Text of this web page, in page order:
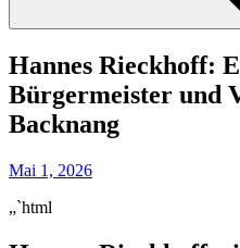
Hannes Rieckhoff:
Bürgermeister und
Backnang
Posted
Mai 1, 2026
„`html